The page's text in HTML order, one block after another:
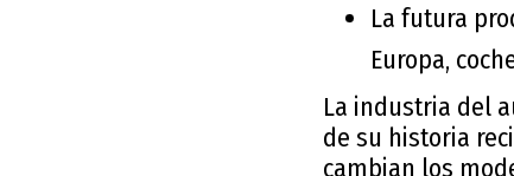
La futura
Europa,
La industria del
de su historia
cambian los